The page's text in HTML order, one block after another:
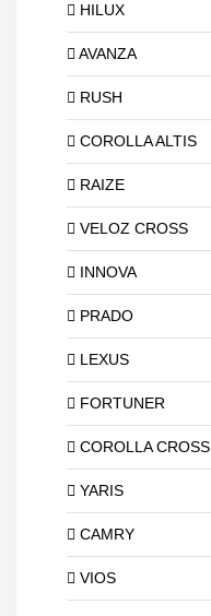
HILUX
AVANZA
RUSH
COROLLA ALTIS
RAIZE
VELOZ CROSS
INNOVA
PRADO
LEXUS
FORTUNER
COROLLA CROSS
YARIS
CAMRY
VIOS